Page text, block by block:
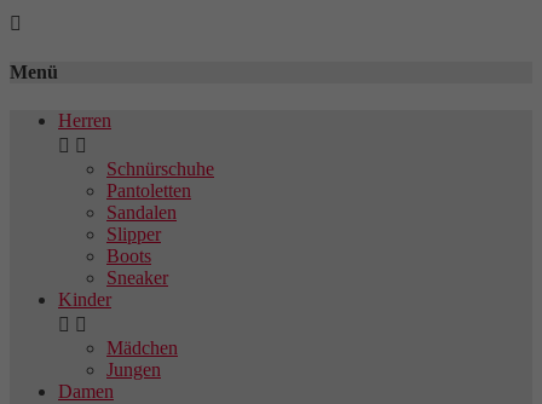

Menü
Herren
 
Schnürschuhe
Pantoletten
Sandalen
Slipper
Boots
Sneaker
Kinder
 
Mädchen
Jungen
Damen